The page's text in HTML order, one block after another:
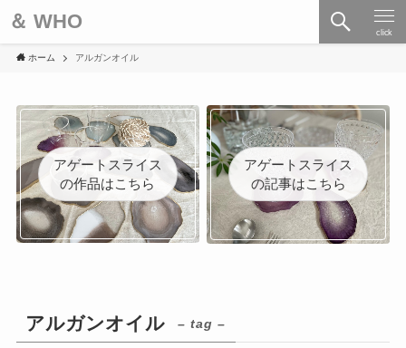
＆ WHO click
ホーム アルガンオイル
アゲートスライス
の作品はこちら
アゲートスライス
の記事はこちら
アルガンオイル – tag –